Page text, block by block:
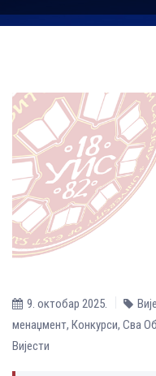
9. октобар 2025.
менаџмент, Конкурси, Сва
Вијести